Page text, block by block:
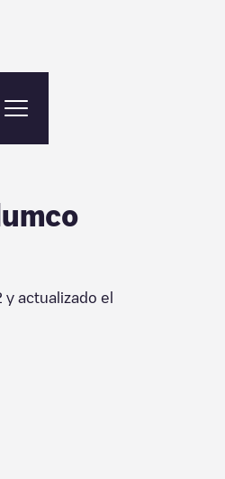
y actualizado el